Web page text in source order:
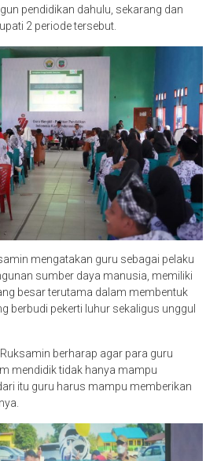
pendidikan dahulu, sekarang dan
2 periode tersebut.
mengatakan guru sebagai pelaku
sumber daya manusia, memiliki
besar terutama dalam membentuk
berbudi pekerti luhur sekaligus unggul
berharap agar para guru
mendidik tidak hanya mampu
itu guru harus mampu memberikan